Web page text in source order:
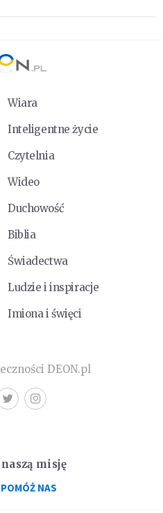
Wiara
Inteligentne życie
Czytelnia
Wideo
Duchowość
Biblia
Świadectwa
Ludzie i inspiracje
Imiona i święci
DEON.pl
misję
NAS